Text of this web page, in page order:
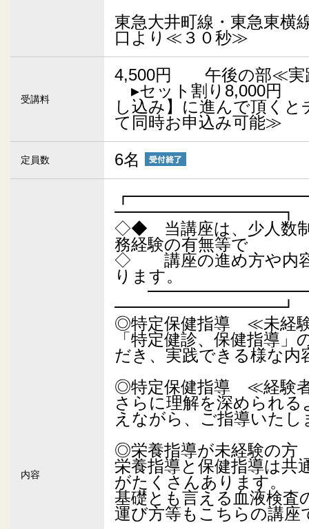
東急大井町線・東急東
口より≪３０秒≫
受講料
4,500円 午後の部≪
▸セット割り
し込み】に進んで頂く
て同時お申込み可能≫
定員数 6名
内容
━━━━━━━━━━┓
◇◆ 当講座は、少人数
務経験の有無等で
◇ 講座の進め方や内容
ります。
━━━━━━━━━━┛
◎特定保健指導 ≪未経
「特定健診、保健指導
だき、実践できる様な内
◎特定保健指導 ≪経験
さらに理解を深められる
えながら、ご指導いたし
◎栄養指導が未経験の方
栄養指導と保健指導は共
がたくさんあります。
基礎とも言える血液検査
運び方等もこちらの講座